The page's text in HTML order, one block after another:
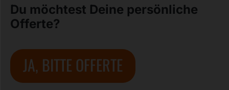
Du möchtest Deine persönliche
Offerte?
JA, BITTE OFFERTE